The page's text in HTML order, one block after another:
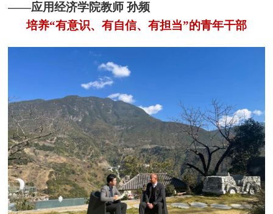
——应用经济学院教师 孙频
培养“有意识、有自信、有担当”的青年干部